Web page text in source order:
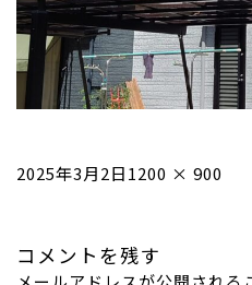
投
2025年3月2日フ
イ
1200 × 900
コメントを残す